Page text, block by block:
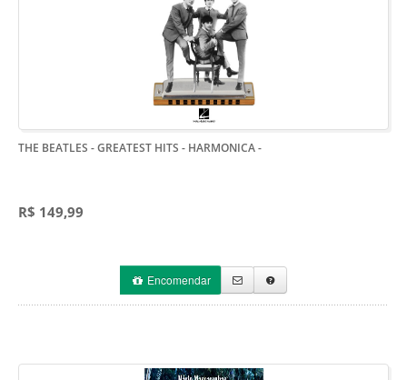
THE BEATLES - GREATEST HITS - HARMONICA-
R$ 149,99
Encomendar